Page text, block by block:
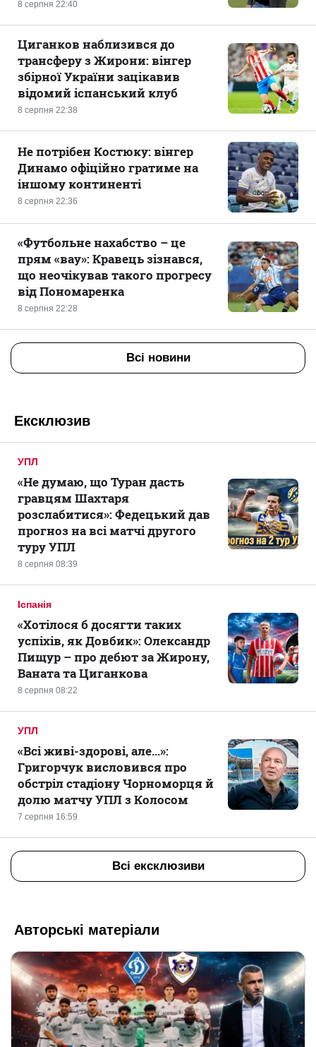
8 серпня 22:40
8 серпня 22:38
Циганков наблизився до
трансферу з Жирони: вінгер
збірної України зацікавив
відомий іспанський клуб
8 серпня 22:36
Не потрібен Костюку: вінгер
Динамо офіційно гратиме на
іншому континенті
8 серпня 22:28
«Футбольне нахабство – це
прям «вау»: Кравець зізнався,
що неочікував такого прогресу
від Пономаренка
Всі новини
Ексклюзив
УПЛ
8 серпня 08:39
«Не думаю, що Туран дасть
гравцям Шахтаря
розслабитися»: Федецький дав
прогноз на всі матчі другого
туру УПЛ
Іспанія
8 серпня 08:22
«Хотілося б досягти таких
успіхів, як Довбик»: Олександр
Пищур – про дебют за Жирону,
Ваната та Циганкова
УПЛ
7 серпня 16:59
«Всі живі-здорові, але...»:
Григорчук висловився про
обстріл стадіону Чорноморця й
долю матчу УПЛ з Колосом
Всі ексклюзиви
Авторські матеріали